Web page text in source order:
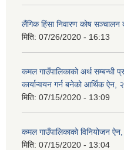
लैंगिक हिंसा निवारण कोष सञ्चालन
मिति: 07/26/2020 - 16:13
कमल गाउँपालिकाको अर्थ सम्बन्धी
कार्यान्वयन गर्न बनेको आर्थिक ऐन,
मिति: 07/15/2020 - 13:09
कमल गाउँपालिकाको विनियोजन
मिति: 07/15/2020 - 13:04